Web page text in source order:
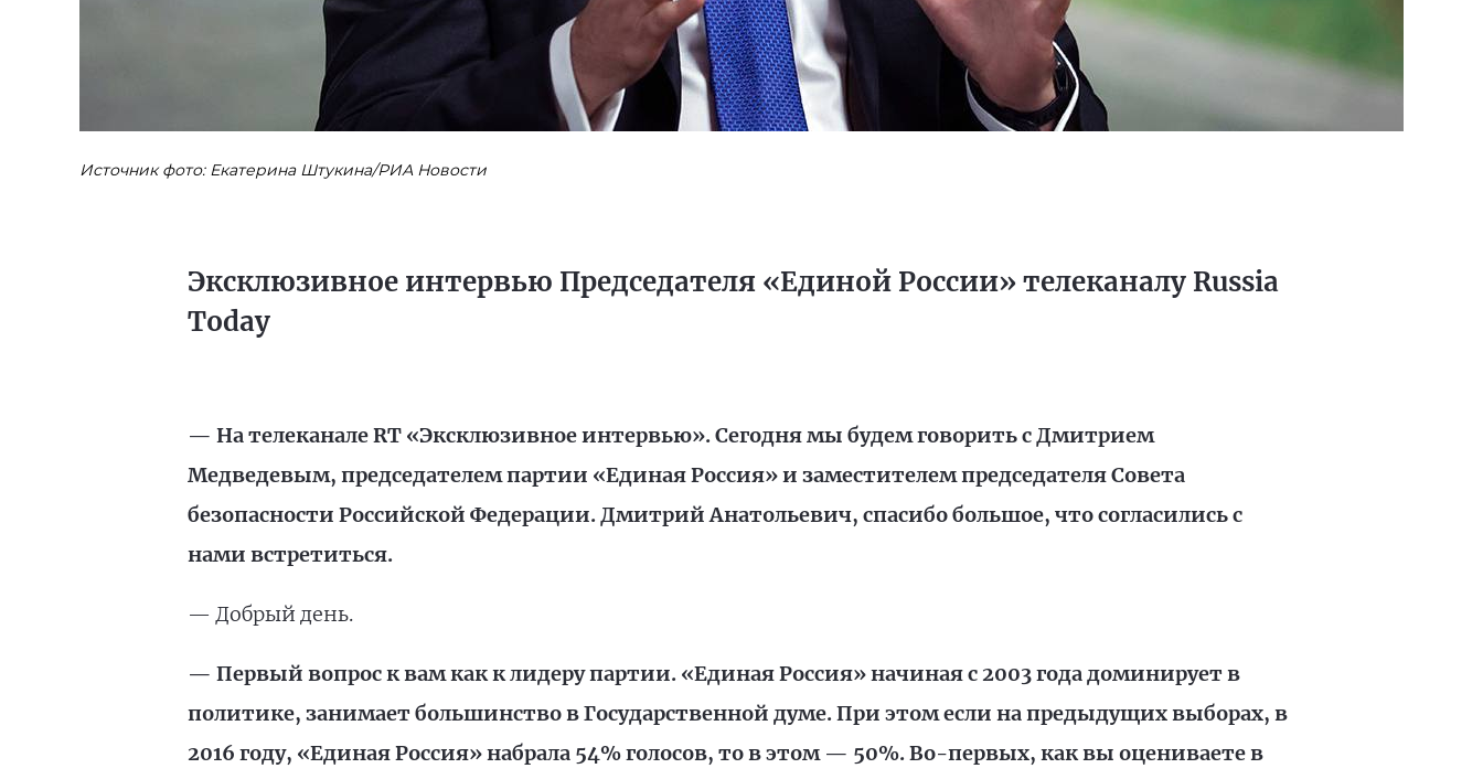
Источник фото: Екатерина Штукина/РИА Новости
Эксклюзивное интервью Председателя «Единой России» телеканалу Russia
Today
— На телеканале RT «Эксклюзивное интервью». Сегодня мы будем говорить с Дмитрием
Медведевым, председателем партии «Единая Россия» и заместителем председателя Совета
безопасности Российской Федерации. Дмитрий Анатольевич, спасибо большое, что согласились с
нами встретиться.
— Добрый день.
— Первый вопрос к вам как к лидеру партии. «Единая Россия» начиная с 2003 года доминирует в
политике, занимает большинство в Государственной думе. При этом если на предыдущих выборах, в
2016 году, «Единая Россия» набрала 54% голосов, то в этом — 50%. Во-первых, как вы оцениваете в